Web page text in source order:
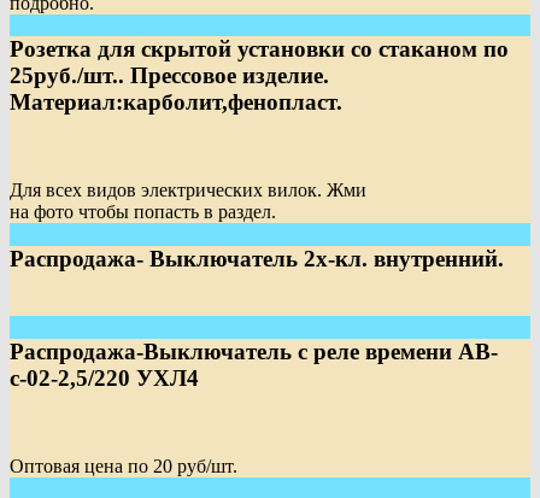
Розетка для скрытой установки со стаканом по
25руб./шт.. Прессовое изделие.
Материал:карболит,фенопласт.
Для всех видов электрических вилок. Жми
на фото чтобы попасть в раздел.
Распродажа- Выключатель 2х-кл. внутренний.
Распродажа-Выключатель с реле времени АВ-
с-02-2,5/220 УХЛ4
Оптовая цена по 20 руб/шт.